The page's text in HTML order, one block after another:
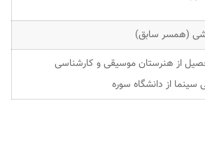
(همسر سابق)
از هنرستان موسیقی و کارشناسی
سینما از دانشگاه سوره